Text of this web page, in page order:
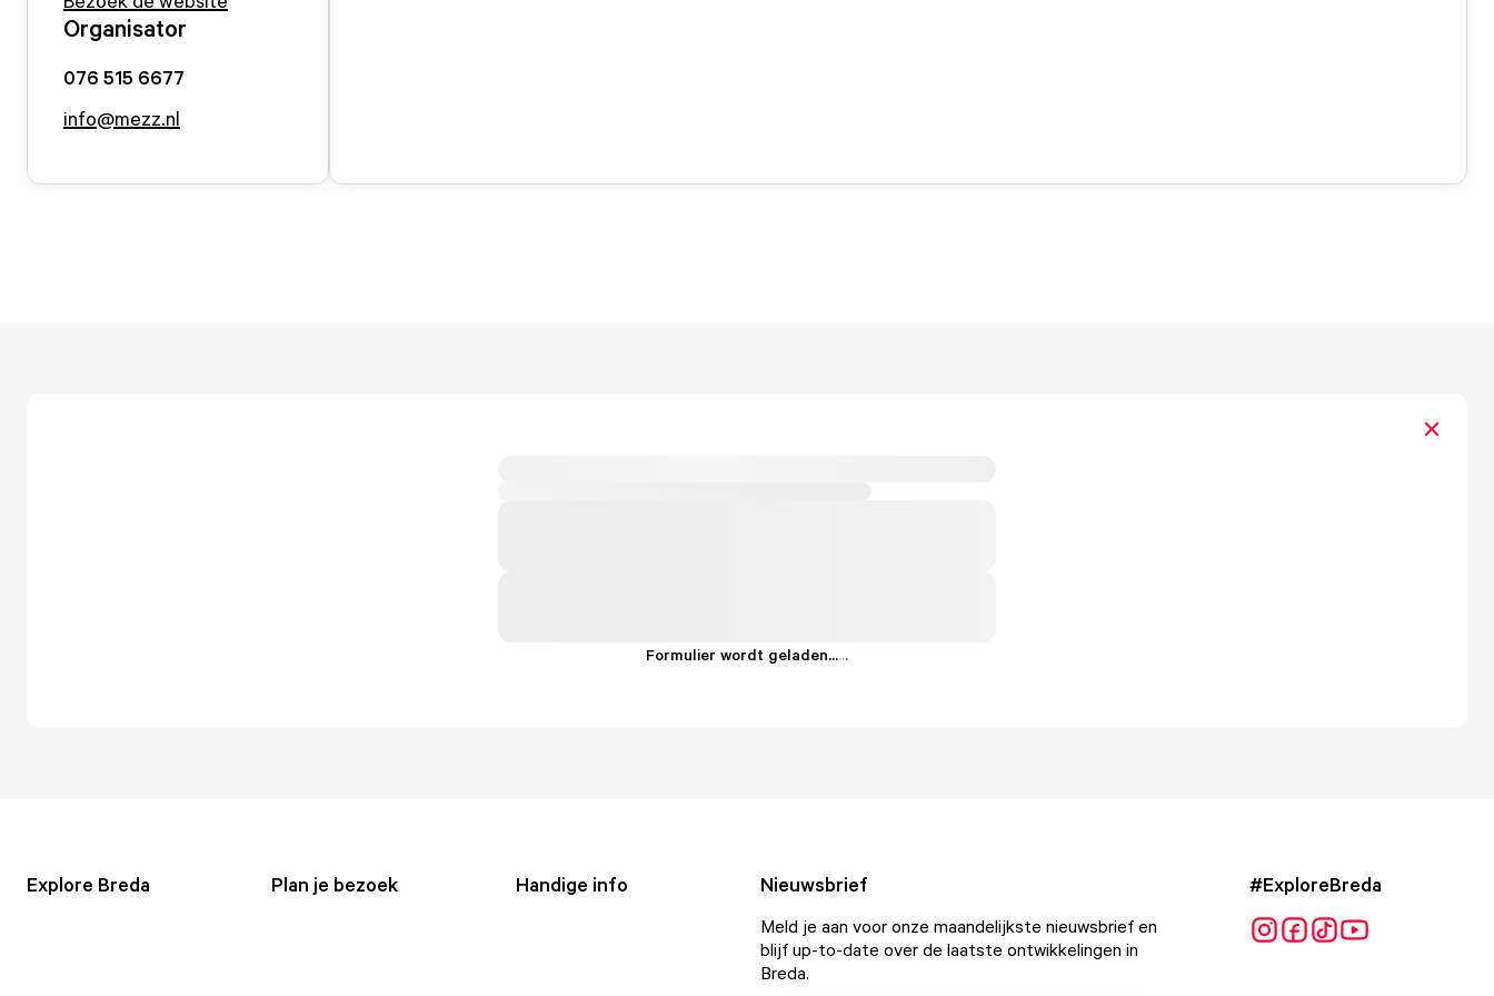
Organisator
076 515 6677
info@mezz.nl
Formulier wordt geladen......
Explore Breda Plan je bezoek Handige info Nieuwsbrief
Meld je aan voor onze maandelijkste nieuwsbrief en
blijf up-to-date over de laatste ontwikkelingen in
Breda.
#ExploreBreda